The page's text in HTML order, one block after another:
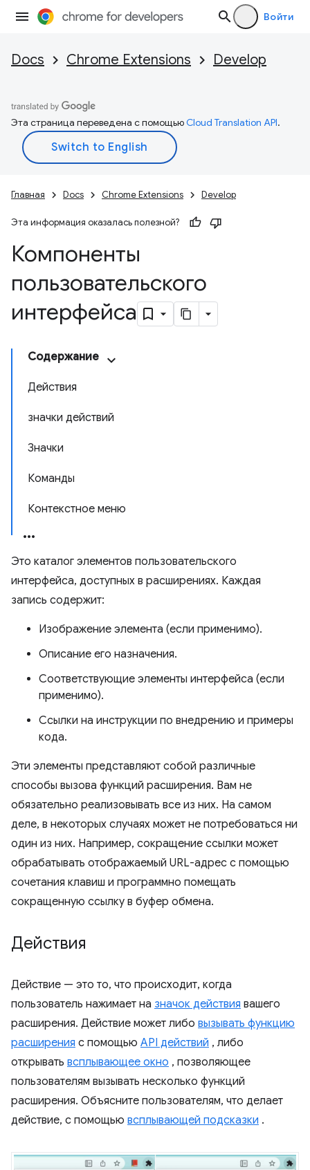
Войти
Docs Chrome Extensions Develop
Эта страница переведена с помощьюCloud Translation API.
Главная Docs Chrome Extensions Develop
Эта информация оказалась полезной?
Компоненты
пользовательского
интерфейса
Содержание
Действия
значки действий
Значки
Команды
Контекстное меню
Это каталог элементов пользовательского
интерфейса, доступных в расширениях. Каждая
запись содержит:
Изображение элемента (если применимо).
Описание его назначения.
Соответствующие элементы интерфейса (если
применимо).
Ссылки на инструкции по внедрению и примеры
кода.
Эти элементы представляют собой различные
способы вызова функций расширения. Вам не
обязательно реализовывать все из них. На самом
деле, в некоторых случаях может не потребоваться ни
один из них. Например, сокращение ссылки может
обрабатывать отображаемый URL-адрес с помощью
сочетания клавиш и программно помещать
сокращенную ссылку в буфер обмена.
Действия
Действие — это то, что происходит, когда
пользователь нажимает на значок действия вашего
расширения. Действие может либо вызывать функцию
расширения с помощью API действий , либо
открывать всплывающее окно , позволяющее
пользователям вызывать несколько функций
расширения. Объясните пользователям, что делает
действие, с помощью всплывающей подсказки .